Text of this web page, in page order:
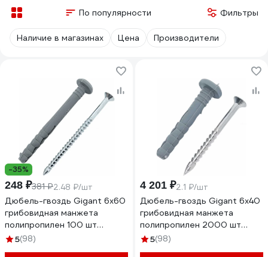
По популярности Фильтры
Наличие в магазинах Цена Производители
-35%
248 ₽381 ₽2.48 ₽/шт
Дюбель-гвоздь Gigant 6x60
грибовидная манжета
полипропилен 100 шт
123859
5(98)
4 201 ₽2.1 ₽/шт
Дюбель-гвоздь Gigant 6x40
грибовидная манжета
полипропилен 2000 шт
123858
5(98)